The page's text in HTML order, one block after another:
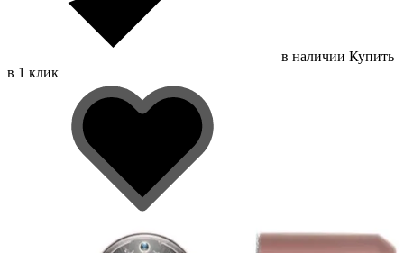
в наличии Купить
в 1 клик